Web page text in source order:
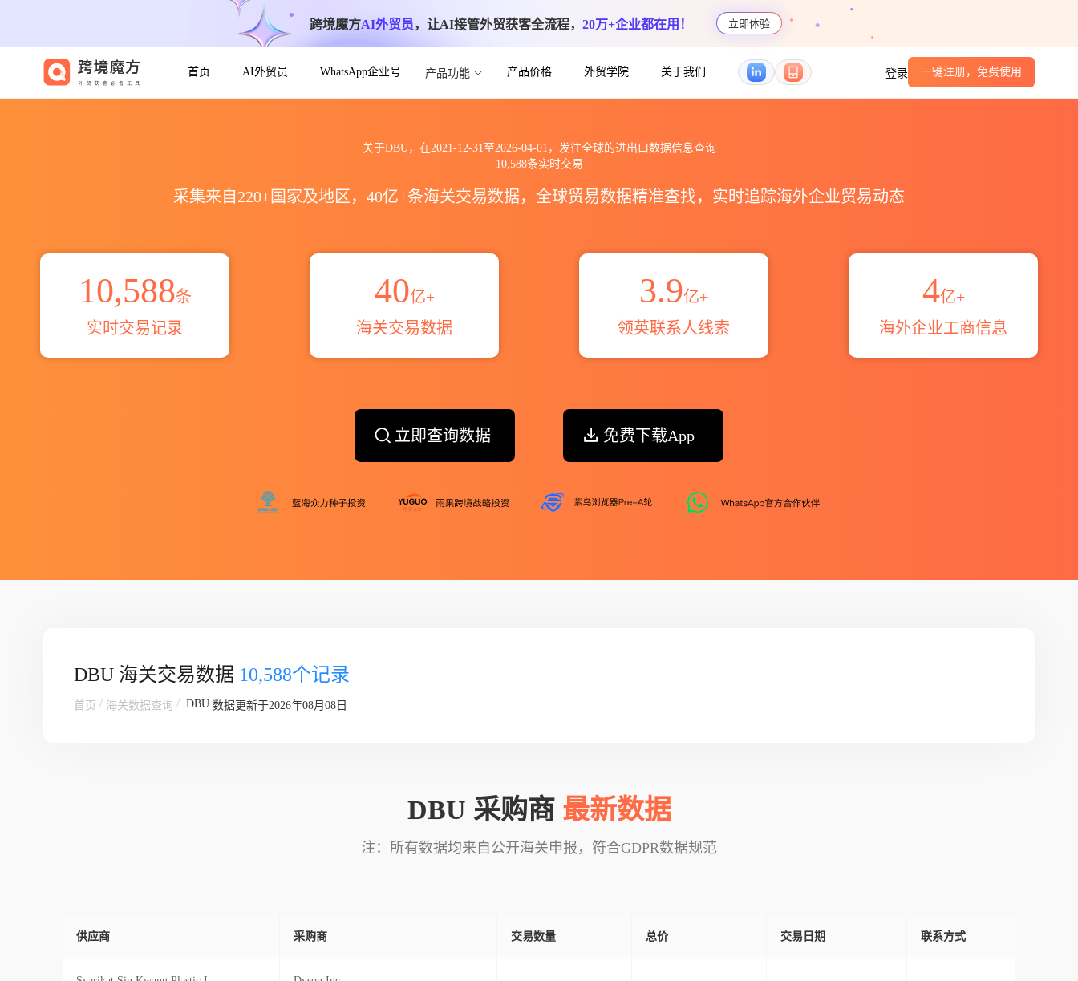
跨境魔方AI外贸员，让AI接管外贸获客全流程， 20万+企业都在用！ 立即体验
首页 AI外贸员 WhatsApp企业号 产品功能 产品价格 外贸学院 关于我们 登录 一键注册，免费使用
关于DBU，在2021-12-31至2026-04-01，发往全球的进出口数据信息查询
10,588条实时交易
采集来自220+国家及地区，40亿+条海关交易数据，全球贸易数据精准查找，实时追踪海外企业贸易动态
10,588条
实时交易记录
40亿+
海关交易数据
3.9亿+
领英联系人线索
4亿+
海外企业工商信息
立即查询数据 免费下载App
DBU 海关交易数据 10,588个记录
首页 / 海关数据查询 / DBU 数据更新于2026年08月08日
DBU 采购商 最新数据
注：所有数据均来自公开海关申报，符合GDPR数据规范
供应商 采购商 交易数量 总价 交易日期 联系方式